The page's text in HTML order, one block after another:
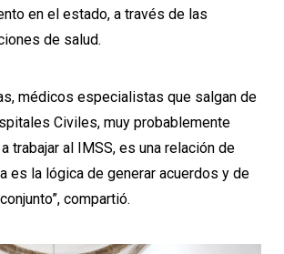
en el estado, a través de las
de salud.
médicos especialistas que salgan de
Civiles, muy probablemente
trabajar al IMSS, es una relación de
es la lógica de generar acuerdos y de
compartió.